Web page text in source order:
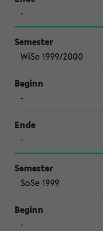
-
WiSe 1999/2000
-
-
SoSe 1999
-